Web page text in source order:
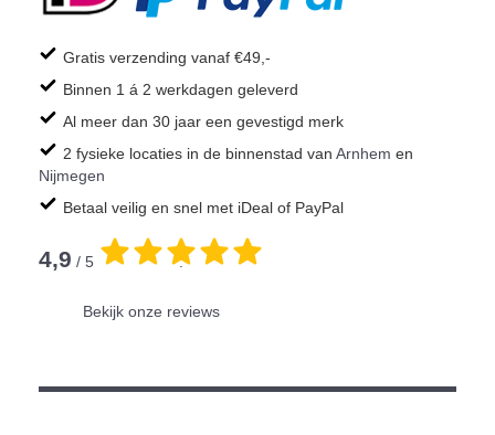
Gratis verzending vanaf €49,-
Binnen 1 á 2 werkdagen geleverd
Al meer dan 30 jaar een gevestigd merk
2 fysieke locaties in de binnenstad van Arnhem en
Nijmegen
Betaal veilig en snel met iDeal of PayPal
4,9 / 5 .
Bekijk onze reviews